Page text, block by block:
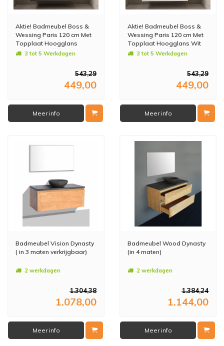
Aktie! Badmeubel Boss &
Wessing Paris 120 cm Met
Topplaat Hoogglans
Antraciet
3 tot 5 Werkdagen
543,29
449,00
Meer info
Aktie! Badmeubel Boss &
Wessing Paris 120 cm Met
Topplaat Hoogglans Wit
3 tot 5 Werkdagen
543,29
449,00
Meer info
Badmeubel Vision Dynasty
( in 3 maten verkrijgbaar)
2 werkdagen
1.304,38
1.078,00
Meer info
Badmeubel Wood Dynasty
(in 4 maten)
2 werkdagen
1.384,24
1.144,00
Meer info